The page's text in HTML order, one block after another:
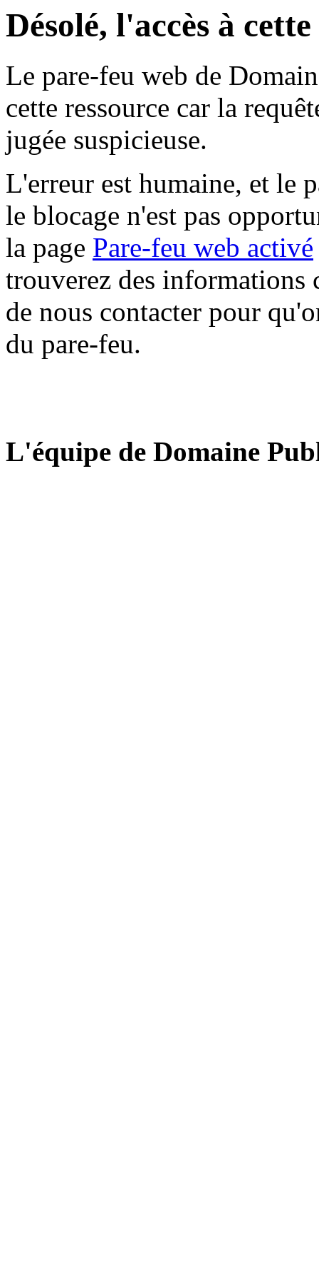
Désolé, l'accès à
Le pare-feu web de
cette ressource car la
jugée suspicieuse.
L'erreur est humaine, et le
le blocage n'est pas
la page Pare-feu web activé
trouverez des informations
de nous contacter pour
du pare-feu.
L'équipe de Domaine